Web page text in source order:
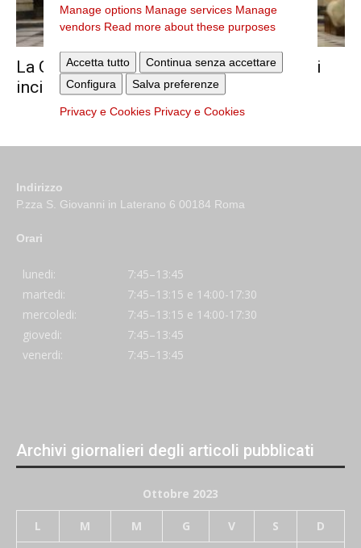
Manage options Manage services Manage
vendors Read more about these purposes
Accetta tutto
Continua senza accettare
Configura
Salva preferenze
Privacy e Cookies Privacy e Cookies
La Giornata nazionale per le vittime degli
incidenti sul lavoro
Indirizzo
P.zza S. Giovanni in Laterano 6 00184 Roma
Orari
lunedi:
7:45–13:45
martedi:
7:45–13:15 e 14:00-17:30
mercoledi:
7:45–13:15 e 14:00-17:30
giovedi:
7:45–13:45
venerdi:
7:45–13:45
Archivi giornalieri degli articoli pubblicati
Ottobre 2023
L M M G V S D